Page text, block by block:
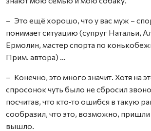
– Это ещё хорошо, что у вас муж –
понимает ситуацию (супруг Натальи,
Ермолин, мастер спорта по
Прим. автора) …
– Конечно, это много значит. Хотя на
спросонок чуть было не сбросил
посчитав, что кто‑то ошибся в такую
сообразил, что это, возможно, пришли
вышло.